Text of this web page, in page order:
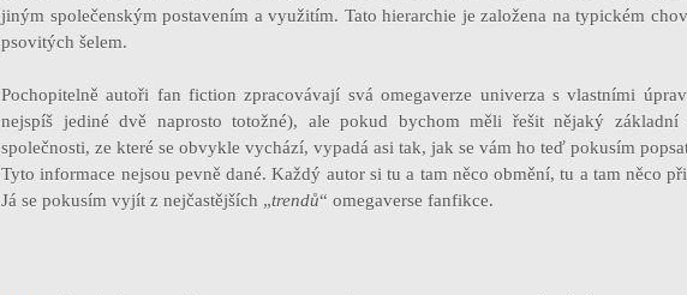
jiným společenským postavením a využitím. Tato hierarchie je založena na typickém
psovitých šelem.
Pochopitelně autoři fan fiction zpracovávají svá omegaverze univerza s vlastními
nejspíš jediné dvě naprosto totožné), ale pokud bychom měli řešit nějaký základní
společnosti, ze které se obvykle vychází, vypadá asi tak, jak se vám ho teď pokusím
Tyto informace nejsou pevně dané. Každý autor si tu a tam něco obmění, tu a tam něco
Já se pokusím vyjít z nejčastějších „trendů“ omegaverse fanfikce.